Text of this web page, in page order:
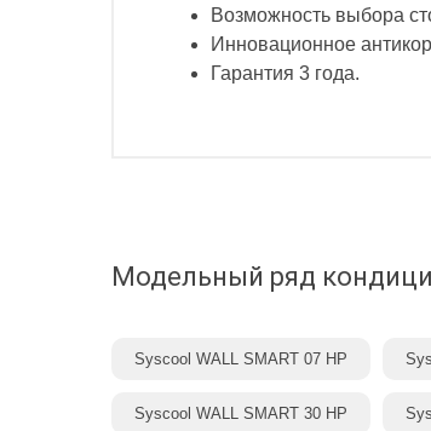
Возможность выбора
Инновационное
Гарантия 3 года.
Модельный ряд
Syscool WALL SMART 07 HP
Syscool WALL SMART 30 HP